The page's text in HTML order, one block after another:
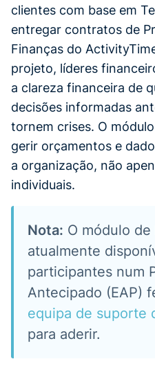
clientes com base em
entregar contratos de
Finanças do
projeto, líderes
a clareza financeira de
decisões informadas
tornem crises. O
gerir orçamentos e
a organização, não
individuais.
Nota: O módulo
atualmente
participantes num
Antecipado (EAP)
equipa de suporte
para aderir.